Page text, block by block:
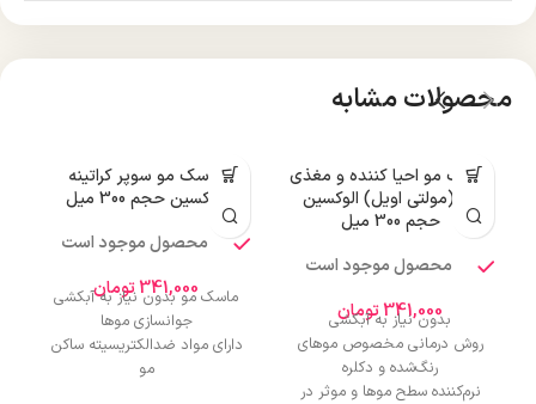
محصولات مشابه
ماسک مو احیا کننده و مغذی
مو (مولتی اویل) الوکسین
حجم 300 میل
محصول موجود است
341,000تومان
بدون نیاز به آبکشی
روش درمانی مخصوص موهای
رنگ‌شده و دکلره
نرم‌کننده سطح موها و موثر در
ماسک مو سوپر کراتینه
الوکسین حجم 300 میل
محصول موجود است
341,000تومان
ماسک مو بدون نیاز به آبکشی
جوانسازی موها
دارای مواد ضدالکتریسیته ساکن
مو